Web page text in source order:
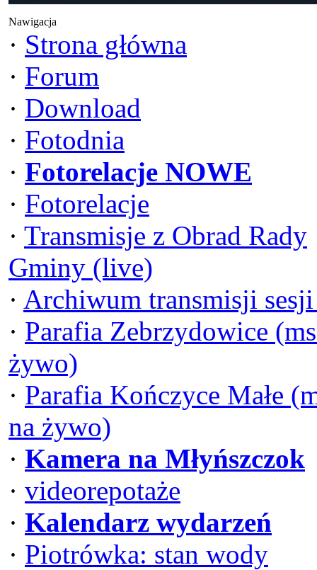
Nawigacja
· Strona główna
· Forum
· Download
· Fotodnia
· Fotorelacje NOWE
· Fotorelacje
· Transmisje z Obrad Rady
Gminy (live)
· Archiwum transmisji
· Parafia Zebrzydowice
żywo)
· Parafia Kończyce Małe
na żywo)
· Kamera na Młyńszczok
· videorepotaże
· Kalendarz wydarzeń
· Piotrówka: stan wody